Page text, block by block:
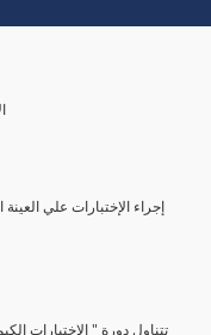
تتناول دورة " الإختبارات